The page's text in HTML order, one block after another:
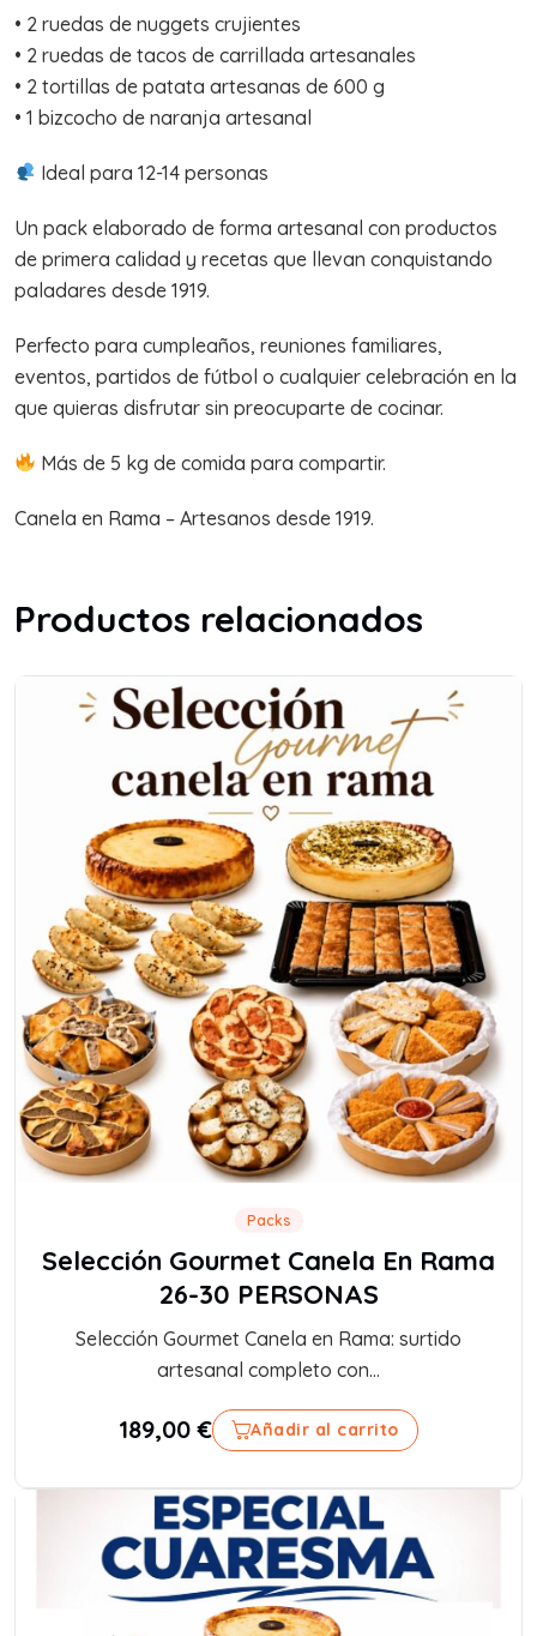
• 2 ruedas de nuggets crujientes
• 2 ruedas de tacos de carrillada artesanales
• 2 tortillas de patata artesanas de 600 g
• 1 bizcocho de naranja artesanal
Ideal para 12-14 personas
Un pack elaborado de forma artesanal con productos
de primera calidad y recetas que llevan conquistando
paladares desde 1919.
Perfecto para cumpleaños, reuniones familiares,
eventos, partidos de fútbol o cualquier celebración en la
que quieras disfrutar sin preocuparte de cocinar.
Más de 5 kg de comida para compartir.
Canela en Rama – Artesanos desde 1919.
Productos relacionados
Packs
Selección Gourmet Canela En Rama
26-30 PERSONAS
Selección Gourmet Canela en Rama: surtido
artesanal completo con...
189,00€ Añadir al carrito